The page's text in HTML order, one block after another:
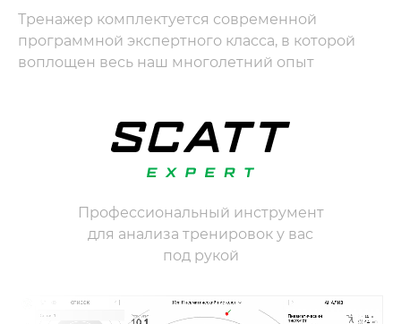
Тренажер комплектуется современной
программной экспертного класса, в которой
воплощен весь наш многолетний опыт
Профессиональный инструмент
для анализа тренировок у вас
под рукой